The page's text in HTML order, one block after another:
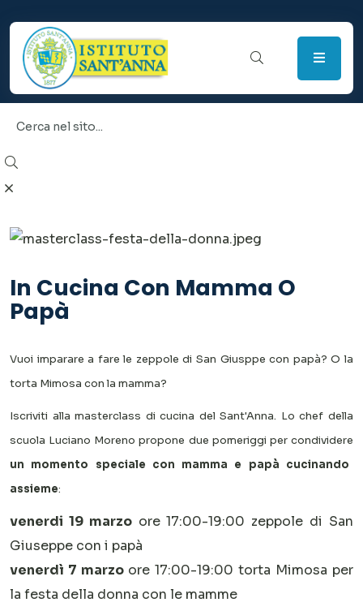
In Cucina Con Mamma O
Papà
Vuoi imparare a fare le zeppole di San Giusppe con papà? O la
torta Mimosa con la mamma?
Iscriviti alla masterclass di cucina del Sant'Anna. Lo chef della
scuola Luciano Moreno propone due pomeriggi per condividere
un momento speciale con mamma e papà cucinando
assieme:
venerdi 19 marzoore 17:00-19:00 zeppole di San
Giuseppe con i papà
venerdì 7 marzo ore 17:00-19:00 torta Mimosa per
la festa della donna con le mamme